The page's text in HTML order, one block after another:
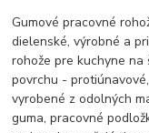
Gumové pracovné
dielenské, výrobné a
rohože pre kuchyne na
povrchu -
vyrobené z odolných
guma, pracovné